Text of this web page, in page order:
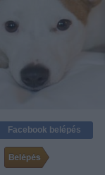
Facebook belépés